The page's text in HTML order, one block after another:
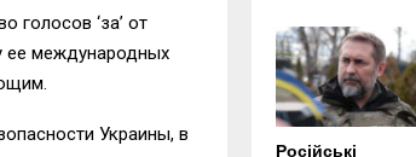
голосов ‘за’ от
ее международных
Украины, в